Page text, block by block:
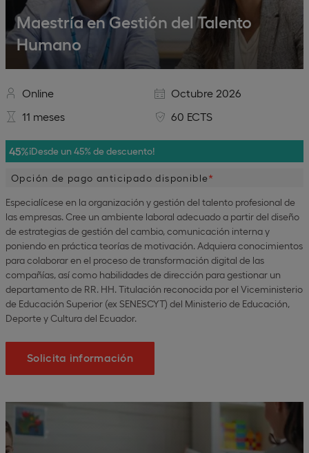
Maestría en Gestión del Talento
Humano
Online
Octubre 2026
11 meses
60 ECTS
45%¡Desde un 45% de descuento!
Opción de pago anticipado disponible
Especialícese en la organización y gestión del talento profesional de
las empresas. Cree un ambiente laboral adecuado a partir del diseño
de estrategias de gestión del cambio, comunicación interna y
poniendo en práctica teorías de motivación. Adquiera conocimientos
para colaborar en el proceso de transformación digital de las
compañías, así como habilidades de dirección para gestionar un
departamento de RR. HH. Titulación reconocida por el Viceministerio
de Educación Superior (ex SENESCYT) del Ministerio de Educación,
Deporte y Cultura del Ecuador.
Solicita información